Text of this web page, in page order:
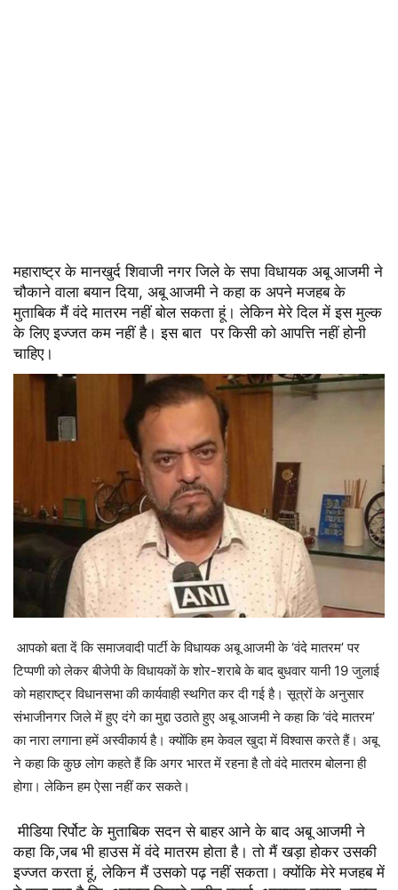
महाराष्ट्र के मानखुर्द शिवाजी नगर जिले के सपा विधायक अबू आजमी ने
चौकाने वाला बयान दिया, अबू आजमी ने कहा क अपने मजहब के
मुताबिक मैं वंदे मातरम नहीं बोल सकता हूं। लेकिन मेरे दिल में इस मुल्क
के लिए इज्जत कम नहीं है। इस बात पर किसी को आपत्ति नहीं होनी
चाहिए।
आपको बता दें किसमाजवादी पार्टी के विधायक अबू आजमी के ‘वंदे मातरम’ पर
टिप्पणी को लेकर बीजेपी के विधायकों के शोर-शराबे के बाद बुधवार यानी 19 जुलाई
को महाराष्ट्र विधानसभा की कार्यवाही स्थगित कर दी गई है। सूत्रों के अनुसार
संभाजीनगर जिले में हुए दंगे का मुद्दा उठाते हुए अबू आजमी ने कहा कि ‘वंदे मातरम’
का नारा लगाना हमें अस्वीकार्य है। क्योंकि हम केवल खुदा में विश्वास करते हैं। अबू
ने कहा कि कुछ लोग कहते हैं कि अगर भारत में रहना है तो वंदे मातरम बोलना ही
होगा। लेकिन हम ऐसा नहीं कर सकते।
मीडिया रिर्पोट के मुताबिक सदन से बाहर आने के बाद अबू आजमी ने
कहा कि,जब भी हाउस में वंदे मातरम होता है। तो मैं खड़ा होकर उसकी
इज्जत करता हूं, लेकिन मैं उसको पढ़ नहीं सकता। क्योंकि मेरे मजहब में